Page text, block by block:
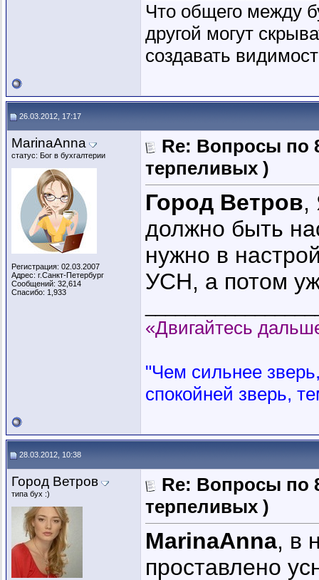
Что общего между
другой могут
создавать
26.03.2012, 17:17
MarinaAnna
статус: Бог в бухгалтерии
Регистрация: 02.03.2007
Адрес: г.Санкт-Петербург
Сообщений: 32,614
Спасибо: 1,933
Re: Вопросы по
терпеливых )
Город Ветров,
должно быть
нужно в
УСН, а потом
«Двигайтесь
"Чем сильнее
спокойней зверь,
28.03.2012, 10:38
Город Ветров
типа бух :)
Re: Вопросы по
терпеливых )
MarinaAnna, в
проставлено